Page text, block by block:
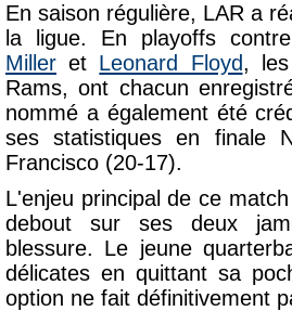
En saison régulière, LAR a
la ligue. En playoffs
Miller et Leonard Floyd,
Rams, ont chacun
nommé a également été
ses statistiques en finale
Francisco (20-17).
L'enjeu principal de ce
debout sur ses deux
blessure. Le jeune
délicates en quittant sa
option ne fait définitivement